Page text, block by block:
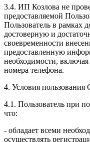
3.4. ИП Козлова не
предоставляемой
Пользователь в рамках
достоверную и
своевременности
предоставленную
необходимости,
номера телефона.
4. Условия
4.1. Пользователь при
что:
- обладает всеми
осуществлять